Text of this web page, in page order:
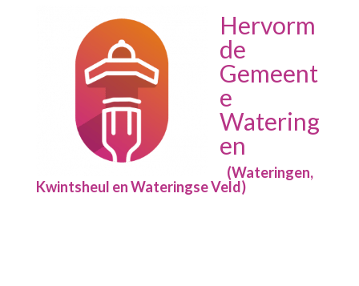
Hervorm
de
Gemeent
e
Watering
en
(Wateringen,
Kwintsheul en Wateringse Veld)